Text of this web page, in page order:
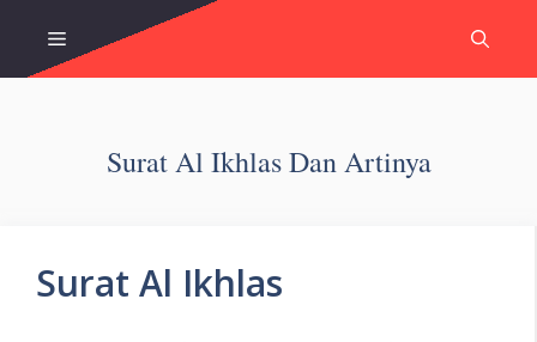
content
Menu
Surat Al Ikhlas Dan Artinya
Surat Al Ikhlas